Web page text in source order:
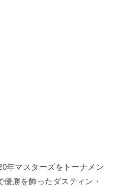
年マスターズをトーナメン
優勝を飾ったダスティン・